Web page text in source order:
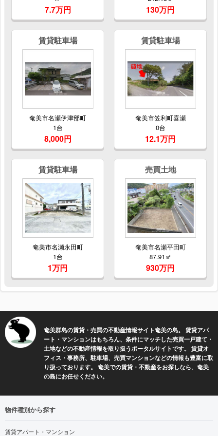
7.7万円 130万円
賃貸駐車場
奄美市名瀬伊津部町
1台
8,000円
賃貸駐車場
奄美市笠利町喜瀬
0台
12.1万円
賃貸駐車場
奄美市名瀬永田町
1台
1万円
売買土地
奄美市名瀬平田町
87.91㎡
930万円
奄美群島の賃貸・売買の不動産情報サイト奄美の島。 賃貸アパ
ート・マンションはもちろん、条件にマッチした売買一戸建て・
土地などの不動産情報を取り扱うポータルサイトです。 賃貸オ
フィス・事務所、駐車場、売買マンションなどの情報も豊富に取
り扱っております。 奄美での賃貸・不動産をお探しなら、奄美
の島にお任せください。
物件種別から探す
賃貸アパート・マンション